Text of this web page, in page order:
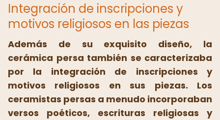
Integración de inscripciones y
motivos religiosos en las piezas
Además de su exquisito diseño, la
cerámica persa también se caracterizaba
por la integración de inscripciones y
motivos religiosos en sus piezas. Los
ceramistas persas a menudo incorporaban
versos poéticos, escrituras religiosas y